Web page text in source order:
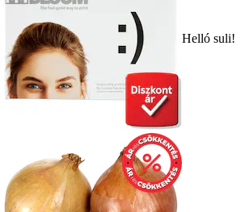
Helló suli!